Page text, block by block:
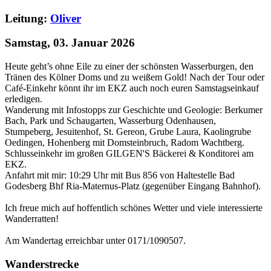
Leitung: Oliver
Samstag, 03. Januar 2026
Heute geht’s ohne Eile zu einer der schönsten Wasserburgen, den
Tränen des Kölner Doms und zu weißem Gold! Nach der Tour oder
Café-Einkehr könnt ihr im EKZ auch noch euren Samstagseinkauf
erledigen.
Wanderung mit Infostopps zur Geschichte und Geologie: Berkumer
Bach, Park und Schaugarten, Wasserburg Odenhausen,
Stumpeberg, Jesuitenhof, St. Gereon, Grube Laura, Kaolingrube
Oedingen, Hohenberg mit Domsteinbruch, Radom Wachtberg.
Schlusseinkehr im großen GILGEN'S Bäckerei & Konditorei am
EKZ.
Anfahrt mit mir: 10:29 Uhr mit Bus 856 von Haltestelle Bad
Godesberg Bhf Ria-Maternus-Platz (gegenüber Eingang Bahnhof).
Ich freue mich auf hoffentlich schönes Wetter und viele interessierte
Wanderratten!
Am Wandertag erreichbar unter 0171/1090507.
Wanderstrecke